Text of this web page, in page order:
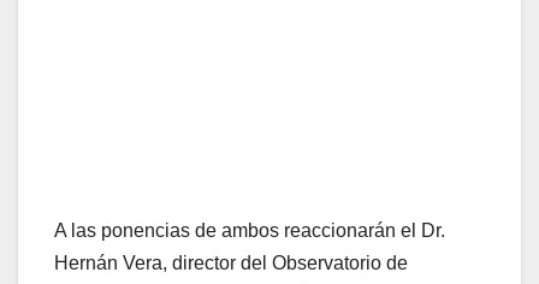
A las ponencias de ambos reaccionarán el Dr.
Hernán Vera, director del Observatorio de